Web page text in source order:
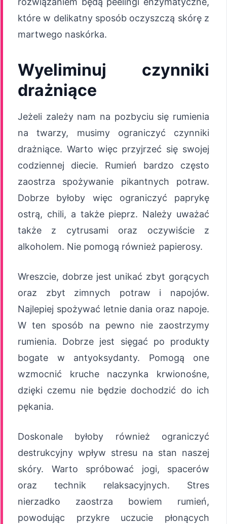
które w delikatny sposób oczyszczą skórę z
martwego naskórka.
Wyeliminuj czynniki
drażniące
Jeżeli zależy nam na pozbyciu się rumienia
na twarzy, musimy ograniczyć czynniki
drażniące. Warto więc przyjrzeć się swojej
codziennej diecie. Rumień bardzo często
zaostrza spożywanie pikantnych potraw.
Dobrze byłoby więc ograniczyć paprykę
ostrą, chili, a także pieprz. Należy uważać
także z cytrusami oraz oczywiście z
alkoholem. Nie pomogą również papierosy.
Wreszcie, dobrze jest unikać zbyt gorących
oraz zbyt zimnych potraw i napojów.
Najlepiej spożywać letnie dania oraz napoje.
W ten sposób na pewno nie zaostrzymy
rumienia. Dobrze jest sięgać po produkty
bogate w antyoksydanty. Pomogą one
wzmocnić kruche naczynka krwionośne,
dzięki czemu nie będzie dochodzić do ich
pękania.
Doskonale byłoby również ograniczyć
destrukcyjny wpływ stresu na stan naszej
skóry. Warto spróbować jogi, spacerów
oraz technik relaksacyjnych. Stres
nierzadko zaostrza bowiem rumień,
powodując przykre uczucie płonących